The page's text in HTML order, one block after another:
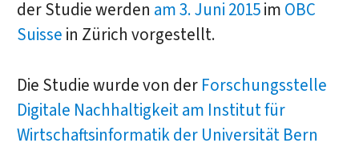
der Studie werden am 3. Juni 2015im OBC
Suisse in Zürich vorgestellt.
Die Studie wurde von der Forschungsstelle
Digitale Nachhaltigkeit am Institut für
Wirtschaftsinformatik der Universität Bern